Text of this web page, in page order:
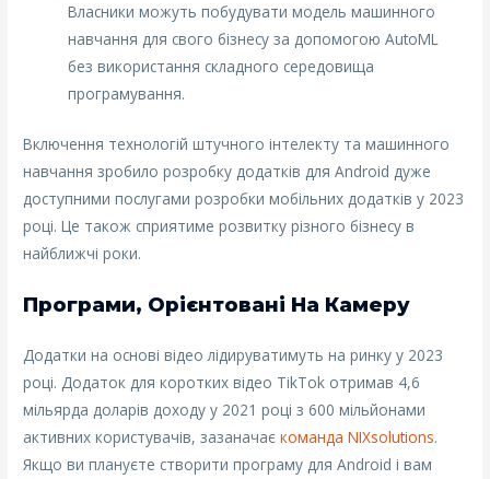
Власники можуть побудувати модель машинного
навчання для свого бізнесу за допомогою AutoML
без використання складного середовища
програмування.
Включення технологій штучного інтелекту та машинного
навчання зробило розробку додатків для Android дуже
доступними послугами розробки мобільних додатків у 2023
році. Це також сприятиме розвитку різного бізнесу в
найближчі роки.
Програми, Орієнтовані На Камеру
Додатки на основі відео лідируватимуть на ринку у 2023
році. Додаток для коротких відео TikTok отримав 4,6
мільярда доларів доходу у 2021 році з 600 мільйонами
активних користувачів, зазаначаєкоманда NIXsolutions.
Якщо ви плануєте створити програму для Android і вам